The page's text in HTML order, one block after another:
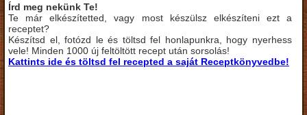
Írd meg nekünk Te!
Te már elkészítetted, vagy most készülsz elkészíteni ezt a
receptet?
Készítsd el, fotózd le és töltsd fel honlapunkra, hogy nyerhess
vele! Minden 1000 új feltöltött recept után sorsolás!
Kattints ide és töltsd fel recepted a saját Receptkönyvedbe!